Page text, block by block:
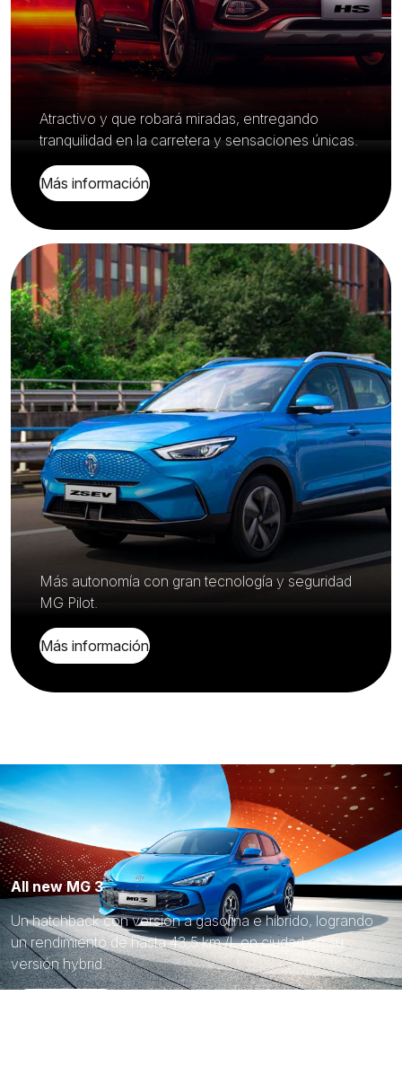
Atractivo y que robará miradas, entregando
tranquilidad en la carretera y sensaciones únicas.
Más información
Más autonomía con gran tecnología y seguridad
MG Pilot.
Más información
All new MG 3
Un hatchback con versión a gasolina e híbrido, logrando
un rendimiento de hasta 43,5 km /L en ciudad en su
versión hybrid.